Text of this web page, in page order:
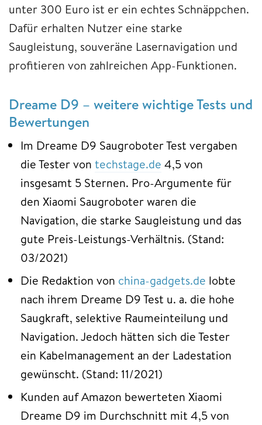
unter 300 Euro ist er ein echtes Schnäppchen.
Dafür erhalten Nutzer eine starke
Saugleistung, souveräne Lasernavigation und
profitieren von zahlreichen App-Funktionen.
Dreame D9 – weitere wichtige Tests und
Bewertungen
Im Dreame D9 Saugroboter Test vergaben
die Tester von techstage.de 4,5 von
insgesamt 5 Sternen. Pro-Argumente für
den Xiaomi Saugroboter waren die
Navigation, die starke Saugleistung und das
gute Preis-Leistungs-Verhältnis. (Stand:
03/2021)
Die Redaktion von china-gadgets.de lobte
nach ihrem Dreame D9 Test u. a. die hohe
Saugkraft, selektive Raumeinteilung und
Navigation. Jedoch hätten sich die Tester
ein Kabelmanagement an der Ladestation
gewünscht. (Stand: 11/2021)
Kunden auf Amazon bewerteten Xiaomi
Dreame D9 im Durchschnitt mit 4,5 von